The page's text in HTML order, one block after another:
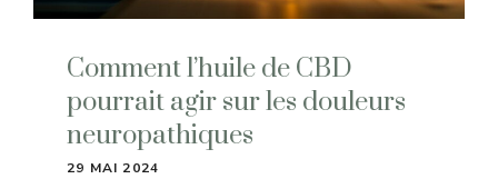
Comment l’huile de CBD
pourrait agir sur les douleurs
neuropathiques
29 MAI 2024